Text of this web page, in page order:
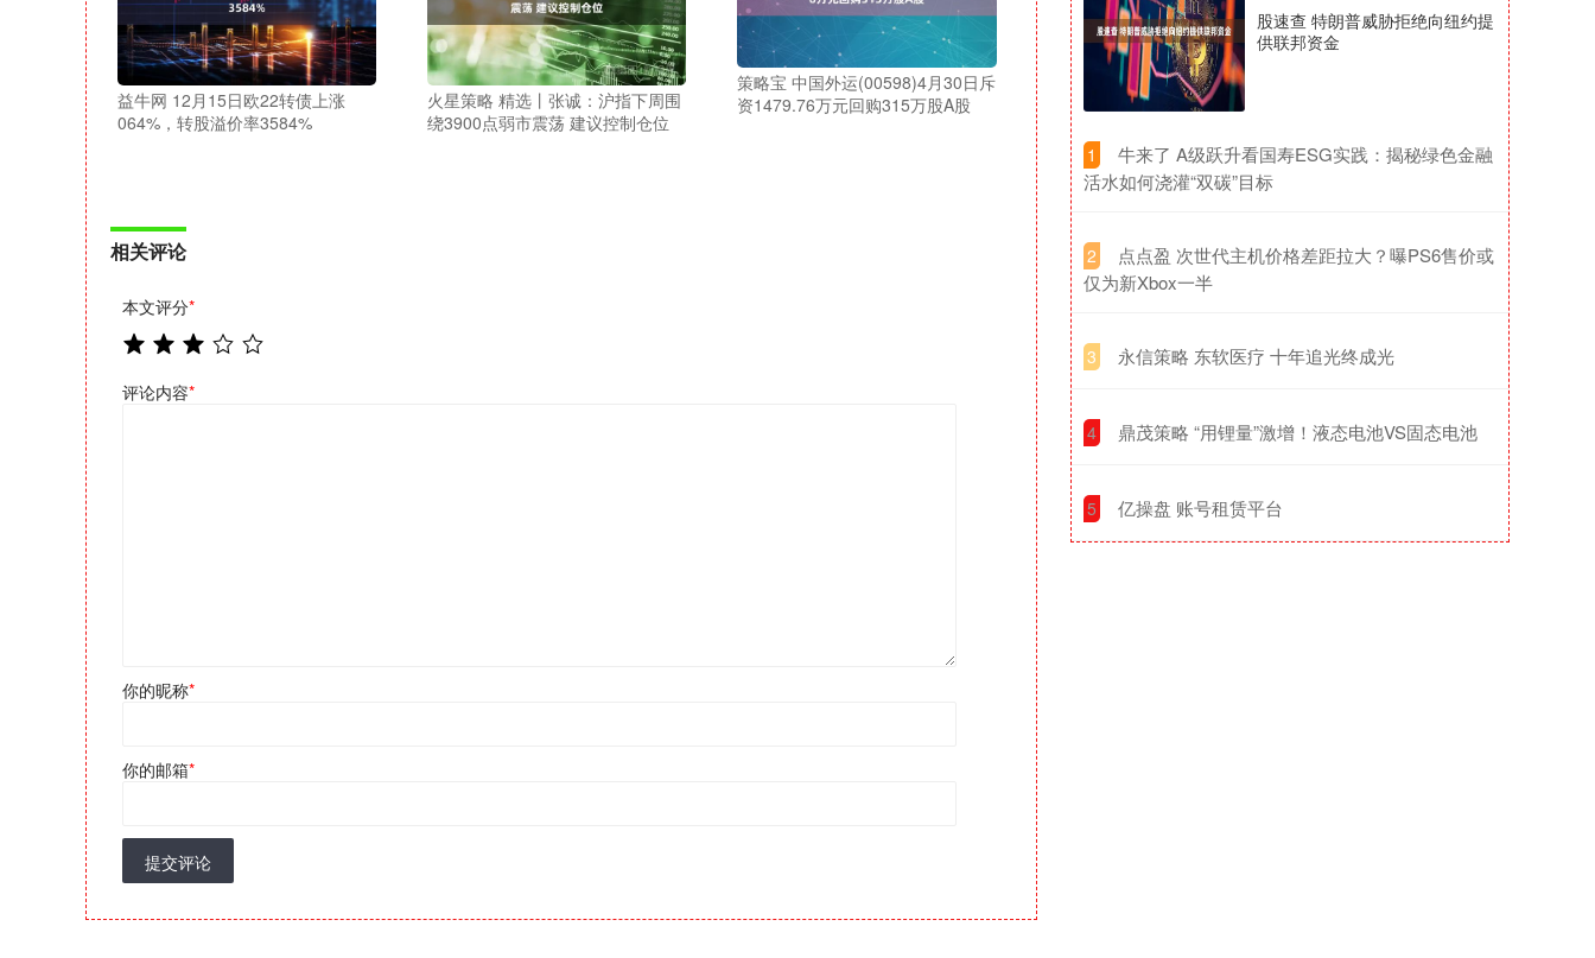
益牛网 12月15日欧22转债上涨
064%，转股溢价率3584%
火星策略 精选丨张诚：沪指下周围
绕3900点弱市震荡 建议控制仓位
策略宝 中国外运(00598)4月30日斥
资1479.76万元回购315万股A股
相关评论
本文评分*
评论内容*
你的昵称*
你的邮箱*
提交评论
股速查 特朗普威胁拒绝向纽约提
供联邦资金
1
​牛来了 A级跃升看国寿ESG实践：揭秘绿色金融
活水如何浇灌“双碳”目标
2
​点点盈 次世代主机价格差距拉大？曝PS6售价或
仅为新Xbox一半
3 ​永信策略 东软医疗 十年追光终成光
4 ​鼎茂策略 “用锂量”激增！液态电池VS固态电池
5 ​亿操盘 账号租赁平台